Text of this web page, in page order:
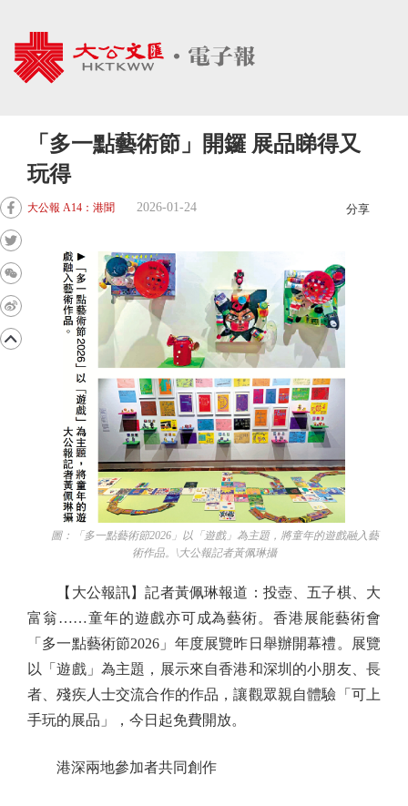
「多一點藝術節」開鑼 展品睇得又
玩得
大公報 A14：港聞 2026-01-24 分享
圖：「多一點藝術節2026」以「遊戲」為主題，將童年的遊戲融入藝
術作品。\大公報記者黃佩琳攝
【大公報訊】記者黃佩琳報道：投壺、五子棋、大
富翁……童年的遊戲亦可成為藝術。香港展能藝術會
「多一點藝術節2026」年度展覽昨日舉辦開幕禮。展覽
以「遊戲」為主題，展示來自香港和深圳的小朋友、長
者、殘疾人士交流合作的作品，讓觀眾親自體驗「可上
手玩的展品」，今日起免費開放。
港深兩地參加者共同創作